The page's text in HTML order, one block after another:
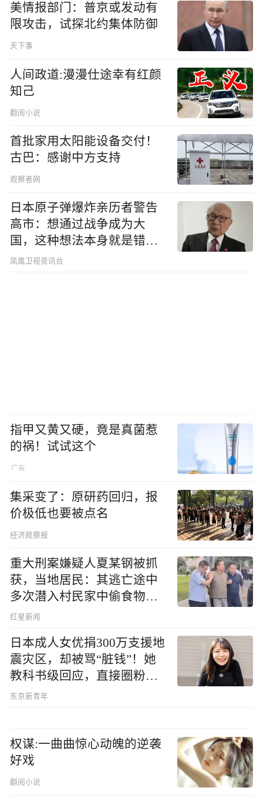
美情报部门：普京或发动有
限攻击，试探北约集体防御
天下事
人间政道:漫漫仕途幸有红颜
知己
翻阅小说
首批家用太阳能设备交付！
古巴：感谢中方支持
观察者网
日本原子弹爆炸亲历者警告
高市：想通过战争成为大
国，这种想法本身就是错误
的
凤凰卫视资讯台
指甲又黄又硬，竟是真菌惹
的祸！试试这个
集采变了：原研药回归，报
价极低也要被点名
经济观察报
重大刑案嫌疑人夏某钢被抓
获，当地居民：其逃亡途中
多次潜入村民家中偷食物被
发现
红星新闻
日本成人女优捐300万支援地
震灾区，却被骂“脏钱”！她
教科书级回应，直接圈粉无
数
东京新青年
权谋:一曲曲惊心动魄的逆袭
好戏
翻阅小说